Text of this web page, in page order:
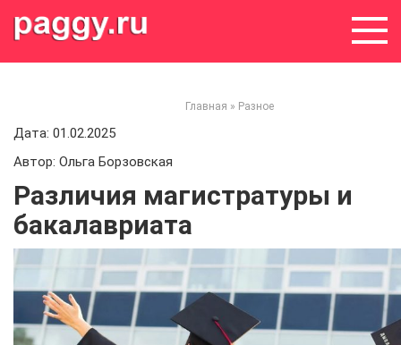
Главная » Разное
Дата: 01.02.2025
Автор: Ольга Борзовская
Различия магистратуры и
бакалавриата